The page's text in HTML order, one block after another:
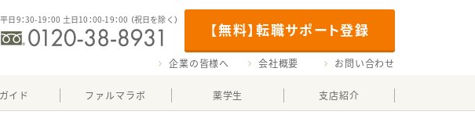
【無料】転職サポート登録
平日9：30-19：00 土日10：00-19：00 （祝日を除く）
企業の皆様へ 会社概要 お問い合わせ
イド ファルマラボ 薬学生 支店紹介